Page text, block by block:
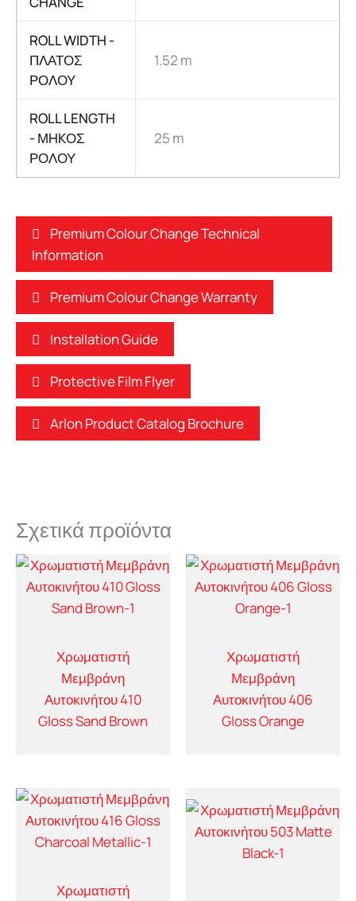
ROLL WIDTH -
ΠΛΑΤΟΣ
ΡΟΛΟΥ
1.52 m
ROLL LENGTH
- ΜHKΟΣ
ΡΟΛΟΥ
25 m
Premium Colour Change Technical
Information
Premium Colour Change Warranty
Installation Guide
Protective Film Flyer
Arlon Product Catalog Brochure
Σχετικά προϊόντα
Χρωματιστή
Μεμβράνη
Αυτοκινήτου 410
Gloss Sand Brown
Χρωματιστή
Μεμβράνη
Αυτοκινήτου 406
Gloss Orange
Χρωματιστή